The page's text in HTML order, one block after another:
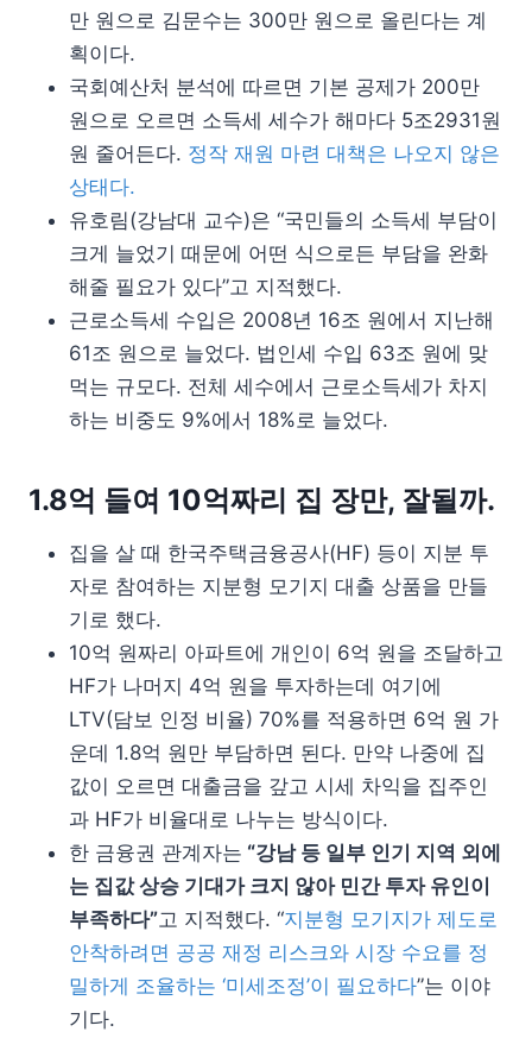
만 원으로 김문수는 300만 원으로 올린다는 계
획이다.
국회예산처 분석에 따르면 기본 공제가 200만
원으로 오르면 소득세 세수가 해마다 5조2931원
원 줄어든다. 정작 재원 마련 대책은 나오지 않은
상태다.
유호림(강남대 교수)은 “국민들의 소득세 부담이
크게 늘었기 때문에 어떤 식으로든 부담을 완화
해줄 필요가 있다”고 지적했다.
근로소득세 수입은 2008년 16조 원에서 지난해
61조 원으로 늘었다. 법인세 수입 63조 원에 맞
먹는 규모다. 전체 세수에서 근로소득세가 차지
하는 비중도 9%에서 18%로 늘었다.
1.8억 들여 10억짜리 집 장만, 잘될까.
집을 살 때 한국주택금융공사(HF) 등이 지분 투
자로 참여하는 지분형 모기지 대출 상품을 만들
기로 했다.
10억 원짜리 아파트에 개인이 6억 원을 조달하고
HF가 나머지 4억 원을 투자하는데 여기에
LTV(담보 인정 비율) 70%를 적용하면 6억 원 가
운데 1.8억 원만 부담하면 된다. 만약 나중에 집
값이 오르면 대출금을 갚고 시세 차익을 집주인
과 HF가 비율대로 나누는 방식이다.
한 금융권 관계자는 “강남 등 일부 인기 지역 외에
는 집값 상승 기대가 크지 않아 민간 투자 유인이
부족하다”고 지적했다. “지분형 모기지가 제도로
안착하려면 공공 재정 리스크와 시장 수요를 정
밀하게 조율하는 ‘미세조정’이 필요하다”는 이야
기다.